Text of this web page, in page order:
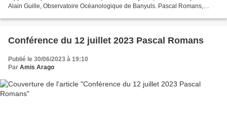
Alain Guille, Observatoire Océanologique de Banyuls. Pascal Romans,
Conférence du 12 juillet 2023 Pascal Romans
Publié le 30/06/2023 à 19:10
Par Amis Arago